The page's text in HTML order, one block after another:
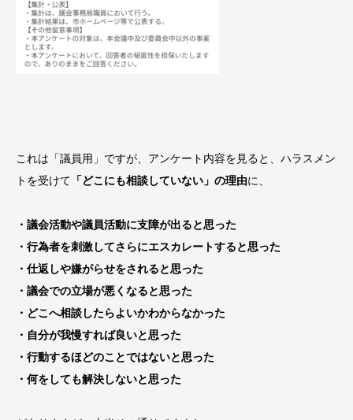
これは「議員用」ですが、アンケート内容を見ると、ハラスメン
トを受けて 「どこにも相談していない」の理由に、
・議会活動や議員活動に支障が出ると思った
・行為者を刺激してさらにエスカレートすると思った
・仕返しや嫌がらせをされると思った
・議会での立場が悪くなると思った
・どこへ相談したらよいかわからなかった
・自分が我慢すれば良いと思った
・行動するほどのことではないと思った
・何をしても解決しないと思った